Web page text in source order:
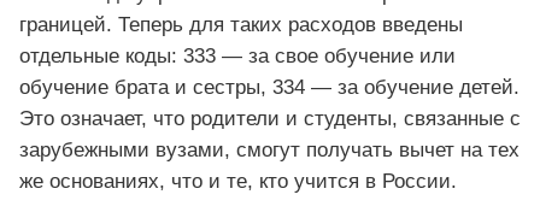
границей. Теперь для таких расходов введены
отдельные коды: 333 — за свое обучение или
обучение брата и сестры, 334 — за обучение детей.
Это означает, что родители и студенты, связанные с
зарубежными вузами, смогут получать вычет на тех
же основаниях, что и те, кто учится в России.